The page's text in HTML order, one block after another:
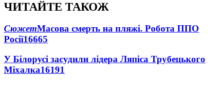
ЧИТАЙТЕ ТАКОЖ
СюжетМасова смерть на пляжі. Робота ППО
Росії16665
У Білорусі засудили лідера Ляпіса Трубецького
Міхалка16191